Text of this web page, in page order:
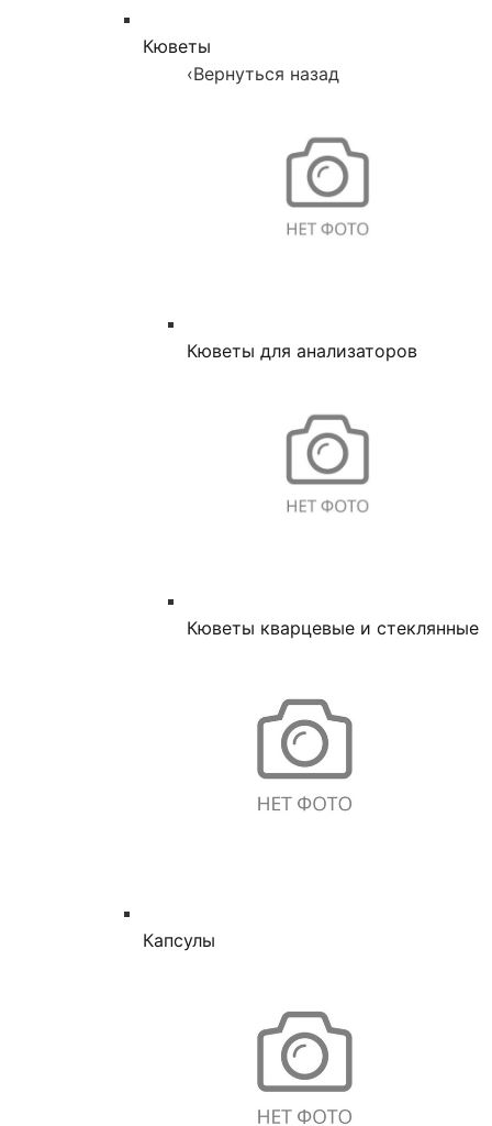
Кюветы
‹Вернуться назад
Кюветы для анализаторов
Кюветы кварцевые и стеклянные
Капсулы